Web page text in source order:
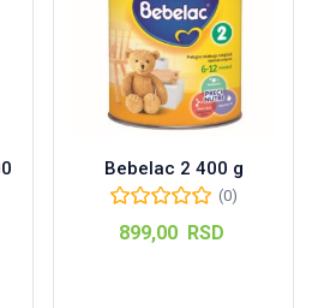
Bebelac 2 400 g
(0)
899,00 RSD